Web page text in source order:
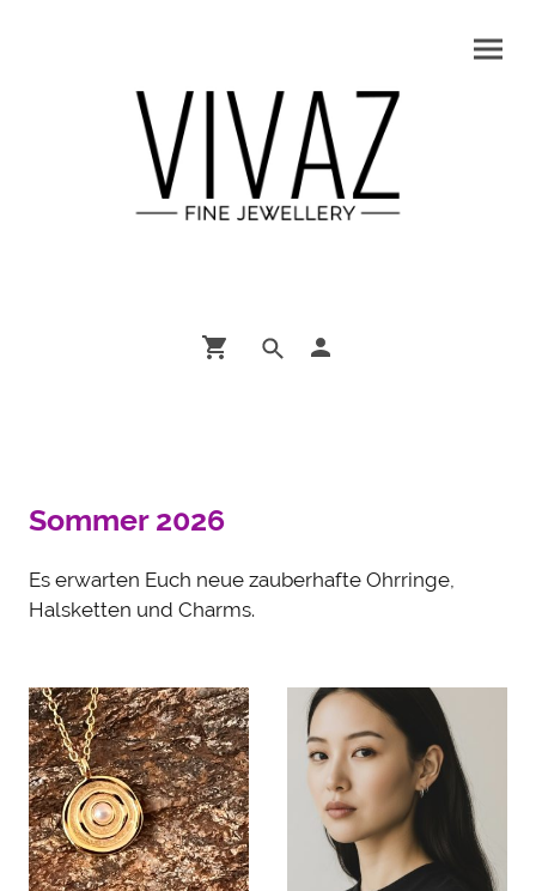
Sommer 2026
Es erwarten Euch neue zauberhafte Ohrringe,
Halsketten und Charms.